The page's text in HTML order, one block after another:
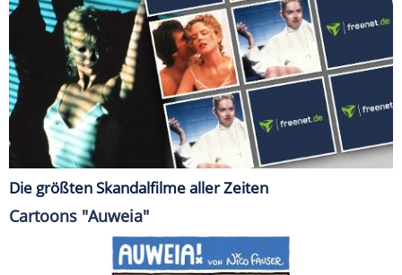
Die größten Skandalfilme aller Zeiten
Cartoons "Auweia"